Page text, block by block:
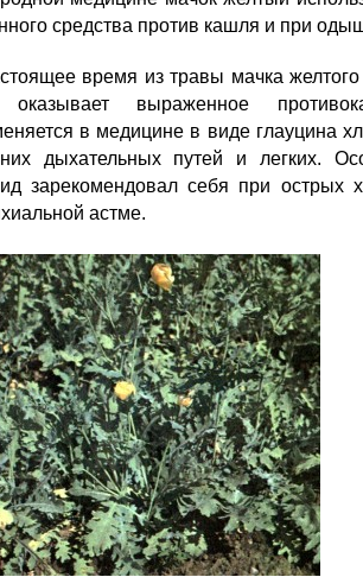
средства против кашля и при
время из травы мач­ка
оказывает выраженное
в ме­дицине в виде глауцина
дыхательных путей и легких.
зарекомендовал себя при острых
астме.